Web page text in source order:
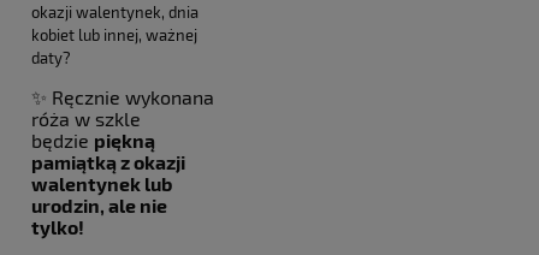
okazji walentynek, dnia
kobiet lub innej, ważnej
daty?
✨ Ręcznie wykonana
róża w szkle
będzie piękną
pamiątką z okazji
walentynek lub
urodzin, ale nie
tylko!